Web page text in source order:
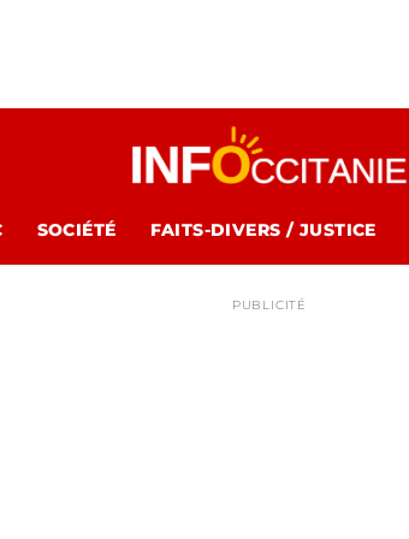
SOCIÉTÉ FAITS-DIVERS / JUSTICE
PUBLICITÉ